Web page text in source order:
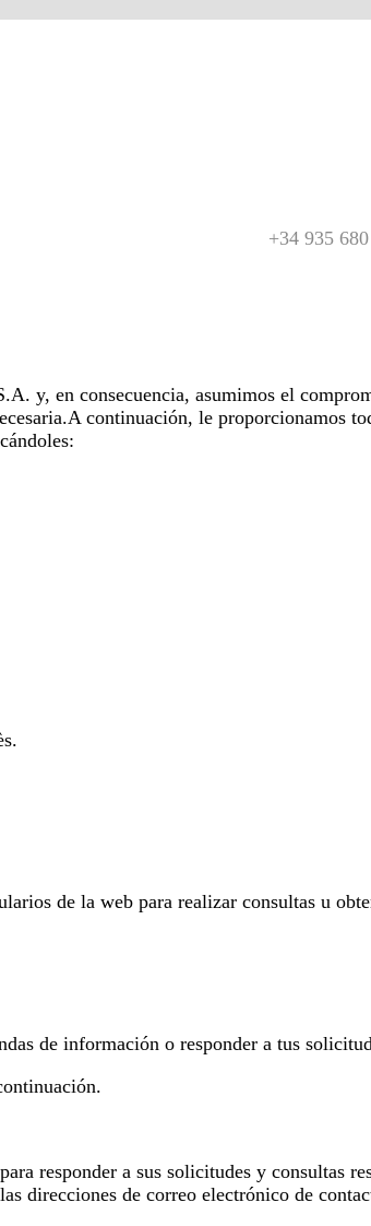
+34 935
y, en consecuencia, asumimos el
continuación, le proporcionamos
de la web para realizar consultas u
de información o responder a tus
responder a sus solicitudes y consultas
direcciones de correo electrónico de